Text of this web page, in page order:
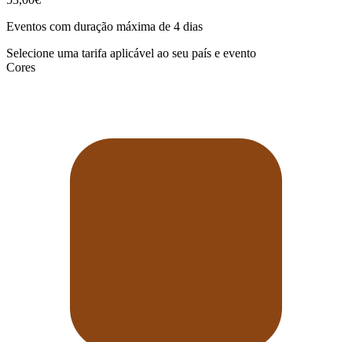
Eventos com duração máxima de 4 dias
Selecione uma tarifa aplicável ao seu país e evento
Cores